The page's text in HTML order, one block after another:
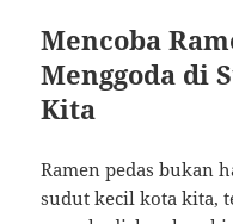
Mencoba
Menggoda di
Kita
Ramen pedas bukan
sudut kecil kota kita,